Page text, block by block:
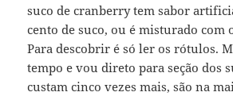
suco de cranberry tem sabor
cento de suco, ou é misturado com
Para descobrir é só ler os rótulos.
tempo e vou direto para seção dos
custam cinco vezes mais, são na